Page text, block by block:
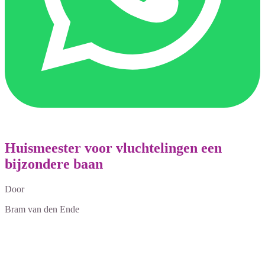
Huismeester voor vluchtelingen een
bijzondere baan
Door
Bram van den Ende